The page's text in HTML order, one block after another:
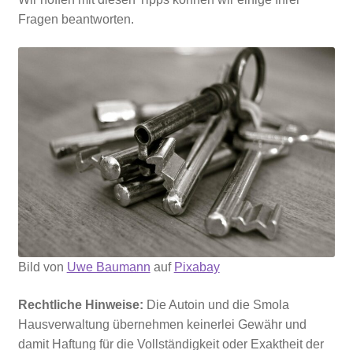
Fragen beantworten.
Bild von Uwe Baumann auf Pixabay
Rechtliche Hinweise: Die Autoin und die Smola
Hausverwaltung übernehmen keinerlei Gewähr und
damit Haftung für die Vollständigkeit oder Exaktheit der